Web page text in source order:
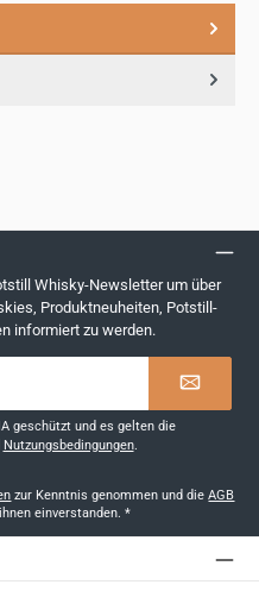
Whisky-Newsletter um über
Produktneuheiten, Potstill-
informiert zu werden.
geschützt und es gelten die
Nutzungsbedingungen.
zur Kenntnis genommen und dieAGB
einverstanden. *